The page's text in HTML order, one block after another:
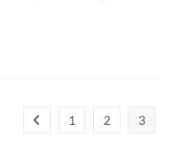
1 2 3